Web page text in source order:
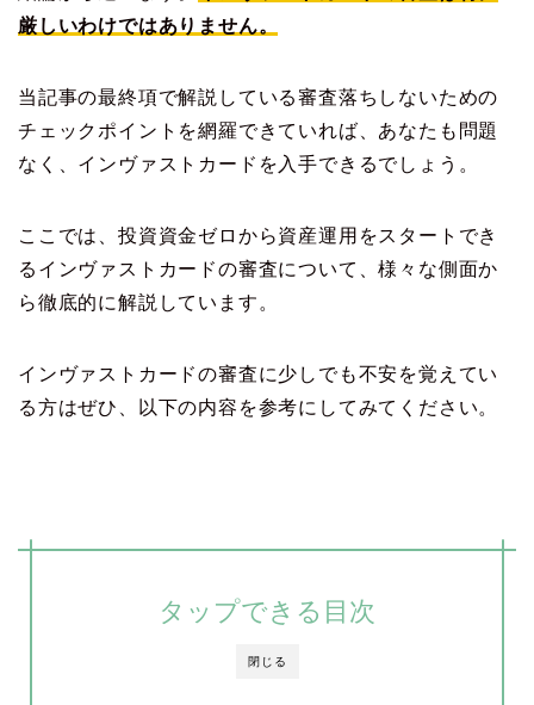
厳しいわけではありません。
当記事の最終項で解説している審査落ちしないための
チェックポイントを網羅できていれば、あなたも問題
なく、インヴァストカードを入手できるでしょう。
ここでは、投資資金ゼロから資産運用をスタートでき
るインヴァストカードの審査について、様々な側面か
ら徹底的に解説しています。
インヴァストカードの審査に少しでも不安を覚えてい
る方はぜひ、以下の内容を参考にしてみてください。
閉じる
タップできる目次